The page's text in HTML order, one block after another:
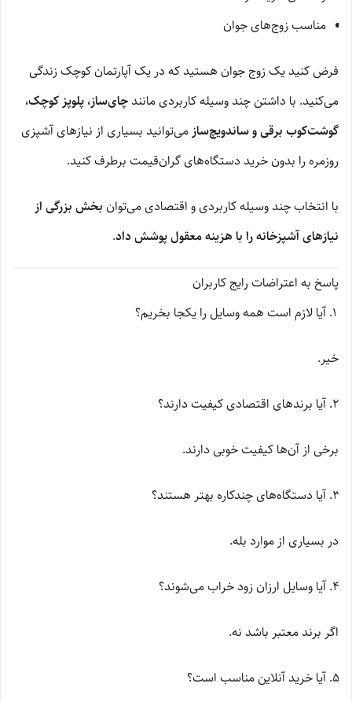
مناسب زوج‌های جوان
فرض کنید یک زوج جوان هستید که در یک آپارتمان کوچک زندگی
می‌کنید. با داشتن چند وسیله کاربردی مانندچای‌ساز، پلوپز کوچک،
گوشت‌کوب برقی و ساندویچ‌سازمی‌توانید بسیاری از نیازهای آشپزی
روزمره را بدون خرید دستگاه‌های گران‌قیمت برطرف کنید.
با انتخاب چند وسیله کاربردی و اقتصادی می‌توان بخش بزرگی از
نیازهای آشپزخانه را با هزینه معقول پوشش داد.
پاسخ به اعتراضات رایج کاربران
آیا لازم است همه وسایل را یکجا بخریم؟
خیر.
آیا برندهای اقتصادی کیفیت دارند؟
برخی از آن‌ها کیفیت خوبی دارند.
آیا دستگاه‌های چندکاره بهتر هستند؟
در بسیاری از موارد بله.
آیا وسایل ارزان زود خراب می‌شوند؟
اگر برند معتبر باشد نه.
آیا خرید آنلاین مناسب است؟